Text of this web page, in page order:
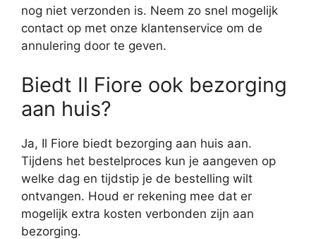
nog niet verzonden is. Neem zo snel mogelijk
contact op met onze klantenservice om de
annulering door te geven.
Biedt Il Fiore ook bezorging
aan huis?
Ja, Il Fiore biedt bezorging aan huis aan.
Tijdens het bestelproces kun je aangeven op
welke dag en tijdstip je de bestelling wilt
ontvangen. Houd er rekening mee dat er
mogelijk extra kosten verbonden zijn aan
bezorging.